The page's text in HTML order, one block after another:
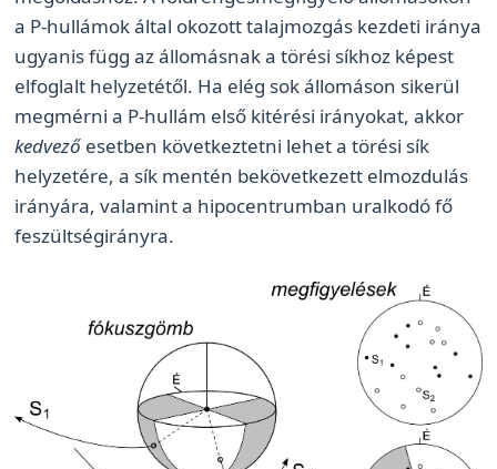
a P-hullámok által okozott talajmozgás kezdeti iránya
ugyanis függ az állomásnak a törési síkhoz képest
elfoglalt helyzetétől. Ha elég sok állomáson sikerül
megmérni a P-hullám első kitérési irányokat, akkor
kedvező esetben következtetni lehet a törési sík
helyzetére, a sík mentén bekövetkezett elmozdulás
irányára, valamint a hipocentrumban uralkodó fő
feszültségirányra.